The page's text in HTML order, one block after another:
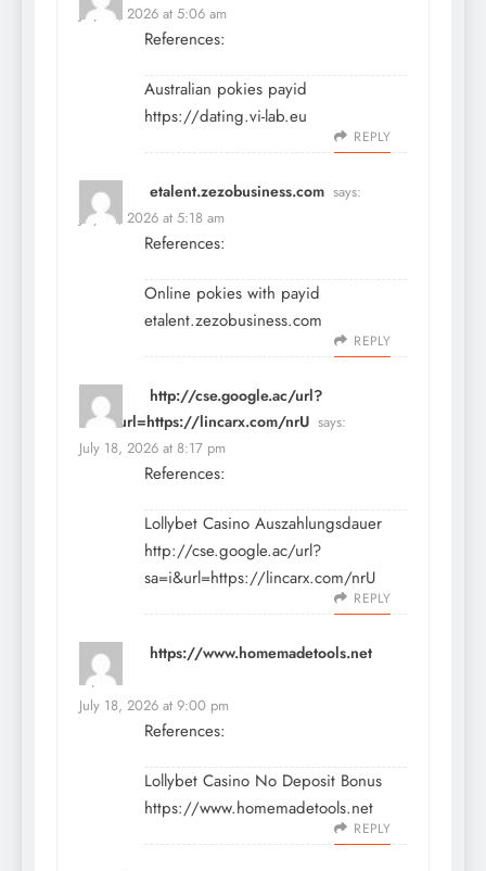
July 18, 2026 at 5:06 am
References:
Australian pokies payid
https://dating.vi-lab.eu
REPLY
etalent.zezobusiness.com says:
July 18, 2026 at 5:18 am
References:
Online pokies with payid
etalent.zezobusiness.com
REPLY
http://cse.google.ac/url?
sa=i&url=https://lincarx.com/nrU says:
July 18, 2026 at 8:17 pm
References:
Lollybet Casino Auszahlungsdauer
http://cse.google.ac/url?
sa=i&url=https://lincarx.com/nrU
REPLY
https://www.homemadetools.net
says:
July 18, 2026 at 9:00 pm
References:
Lollybet Casino No Deposit Bonus
https://www.homemadetools.net
REPLY